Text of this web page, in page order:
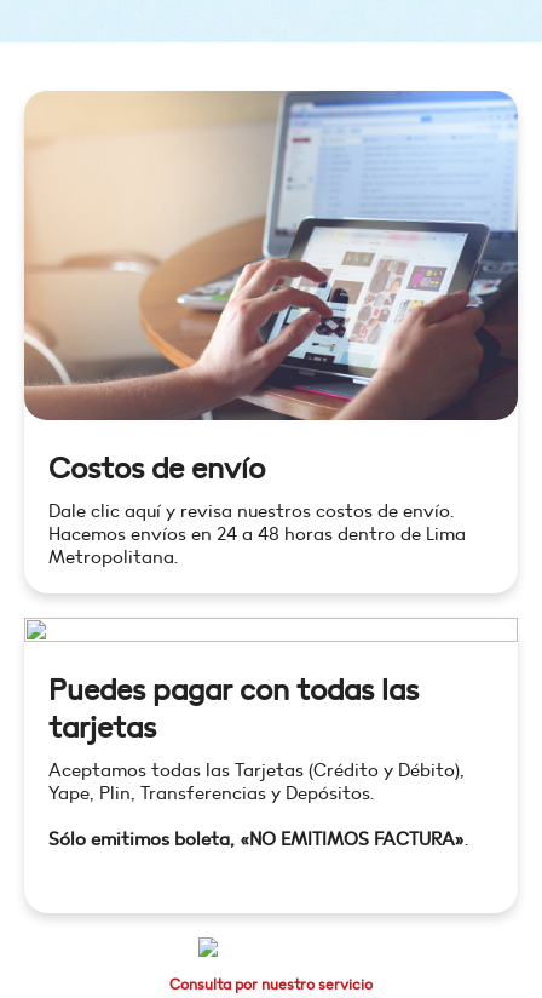
Costos de envío
Dale clic aquí y revisa nuestros costos de envío.
Hacemos envíos en 24 a 48 horas dentro de Lima
Metropolitana.
Puedes pagar con todas las
tarjetas
Aceptamos todas las Tarjetas (Crédito y Débito),
Yape, Plin, Transferencias y Depósitos.
Sólo emitimos boleta, «NO EMITIMOS FACTURA».
Consulta por nuestro servicio